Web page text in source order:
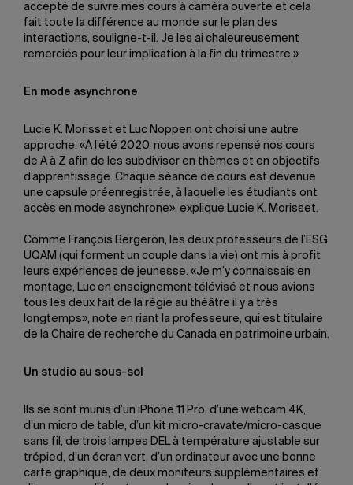
accepté de suivre mes cours à caméra ouverte et cela
fait toute la différence au monde sur le plan des
interactions, souligne-t-il. Je les ai chaleureusement
remerciés pour leur implication à la fin du trimestre.»
En mode asynchrone
Lucie K. Morisset et Luc Noppen ont choisi une autre
approche. «À l’été 2020, nous avons repensé nos cours
de A à Z afin de les subdiviser en thèmes et en objectifs
d’apprentissage. Chaque séance de cours est devenue
une capsule préenregistrée, à laquelle les étudiants ont
accès en mode asynchrone», explique Lucie K. Morisset.
Comme François Bergeron, les deux professeurs de l’ESG
UQAM (qui forment un couple dans la vie) ont mis à profit
leurs expériences de jeunesse. «Je m’y connaissais en
montage, Luc en enseignement télévisé et nous avions
tous les deux fait de la régie au théâtre il y a très
longtemps», note en riant la professeure, qui est titulaire
de la Chaire de recherche du Canada en patrimoine urbain.
Un studio au sous-sol
Ils se sont munis d’un iPhone 11 Pro, d’une webcam 4K,
d’un micro de table, d’un kit micro-cravate/micro-casque
sans fil, de trois lampes DEL à température ajustable sur
trépied, d’un écran vert, d’un ordinateur avec une bonne
carte graphique, de deux moniteurs supplémentaires et